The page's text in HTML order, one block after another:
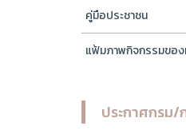
คู่มือประชาชน
แฟ้มภาพกิจกรรมขอ
ประกาศกรม/